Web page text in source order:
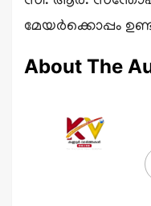
മേയർക്കൊപ്പം
About The